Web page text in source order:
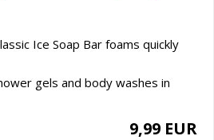
Ice Soap Bar foams quickly
gels and body washes in
9,99 EUR